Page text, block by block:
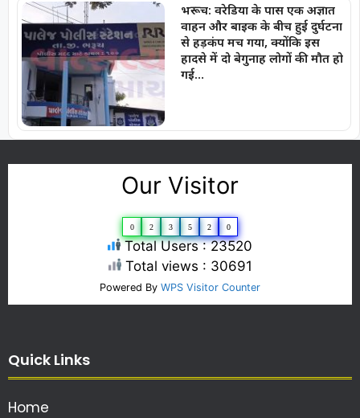
भरूच: वरेडिया के पास एक अज्ञात
वाहन और बाइक के बीच हुई दुर्घटना
से हड़कंप मच गया, क्योंकि इस
हादसे में दो बेगुनाह लोगों की मौत हो
गई…
Our Visitor
0 2 3 5 2 0
Total Users : 23520
Total views : 30691
Powered By WPS Visitor Counter
Quick Links
Home